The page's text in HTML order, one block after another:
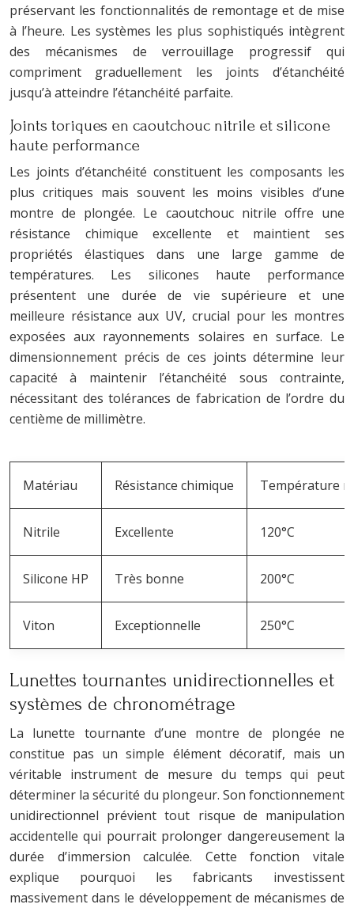
préservant les fonctionnalités de remontage et de mise
à l’heure. Les systèmes les plus sophistiqués intègrent
des mécanismes de verrouillage progressif qui
compriment graduellement les joints d’étanchéité
jusqu’à atteindre l’étanchéité parfaite.
Joints toriques en caoutchouc nitrile et silicone
haute performance
Les joints d’étanchéité constituent les composants les
plus critiques mais souvent les moins visibles d’une
montre de plongée. Le caoutchouc nitrile offre une
résistance chimique excellente et maintient ses
propriétés élastiques dans une large gamme de
températures. Les silicones haute performance
présentent une durée de vie supérieure et une
meilleure résistance aux UV, crucial pour les montres
exposées aux rayonnements solaires en surface. Le
dimensionnement précis de ces joints détermine leur
capacité à maintenir l’étanchéité sous contrainte,
nécessitant des tolérances de fabrication de l’ordre du
centième de millimètre.
Matériau Résistance chimique Température
Nitrile Excellente 120°C
Silicone HP Très bonne 200°C
Viton Exceptionnelle 250°C
Lunettes tournantes unidirectionnelles et
systèmes de chronométrage
La lunette tournante d’une montre de plongée ne
constitue pas un simple élément décoratif, mais un
véritable instrument de mesure du temps qui peut
déterminer la sécurité du plongeur. Son fonctionnement
unidirectionnel prévient tout risque de manipulation
accidentelle qui pourrait prolonger dangereusement la
durée d’immersion calculée. Cette fonction vitale
explique pourquoi les fabricants investissent
massivement dans le développement de mécanismes de